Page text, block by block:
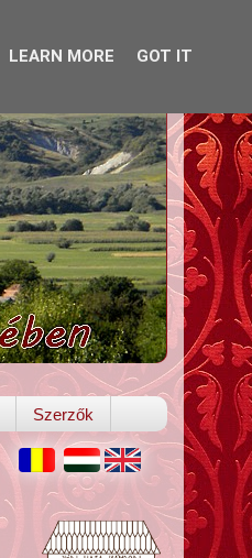
Szerzők
LEARN MORE GOT IT